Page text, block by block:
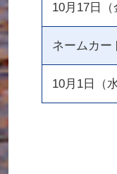
10月17日（
ネームカー
10月1日（